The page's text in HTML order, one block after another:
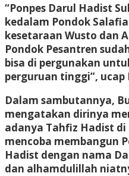
“Ponpes Darul Hadist
kedalam Pondok
kesetaraan Wusto dan
Pondok Pesantren
bisa di pergunakan
perguruan tinggi”, ucap
Dalam sambutannya,
mengatakan dirinya
adanya Tahfiz Hadist
mencoba membangun
Hadist dengan nama
dan alhamdulillah